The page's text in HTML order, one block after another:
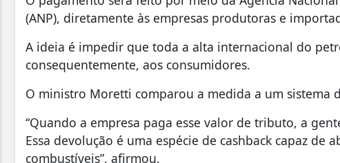
(ANP), diretamente às empresas produtoras e
A ideia é impedir que toda a alta internacional do
consequentemente, aos consumidores.
O ministro Moretti comparou a medida a um sistema
“Quando a empresa paga esse valor de tributo, a
Essa devolução é uma espécie de cashback capaz de
combustíveis”, afirmou.